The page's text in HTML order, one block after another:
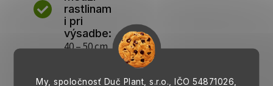
My, spoločnosť Duč Plant, s.r.o., IČO 54871026,
rastlinam
i pri
výsadbe:
40 – 50 cm